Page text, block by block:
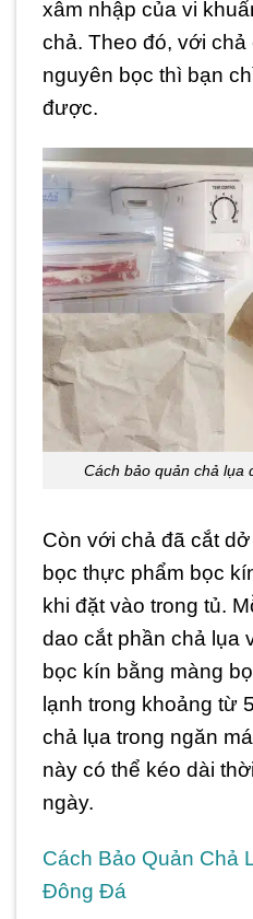
xâm nhập của vi
chả. Theo đó, với chả
nguyên bọc thì bạn
được.
Cách bảo quản chả lụa
Còn với chả đã cắt
bọc thực phẩm bọc
khi đặt vào trong tủ.
dao cắt phần chả lụa
bọc kín bằng màng
lạnh trong khoảng từ
chả lụa trong ngăn
này có thể kéo dài
ngày.
Cách Bảo Quản Chả
Đông Đá